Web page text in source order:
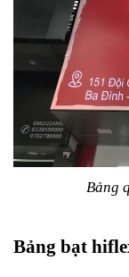
Bảng
Bảng bạt